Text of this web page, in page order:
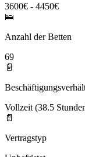
3600€ - 4450€
🛌
Anzahl der Betten
69
📄
Vollzeit (38.5
📄
Vertragstyp